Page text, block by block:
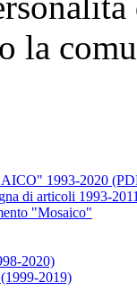
la
1993-2020
di articoli 1993-
"Mosaico"
2020)
2019)